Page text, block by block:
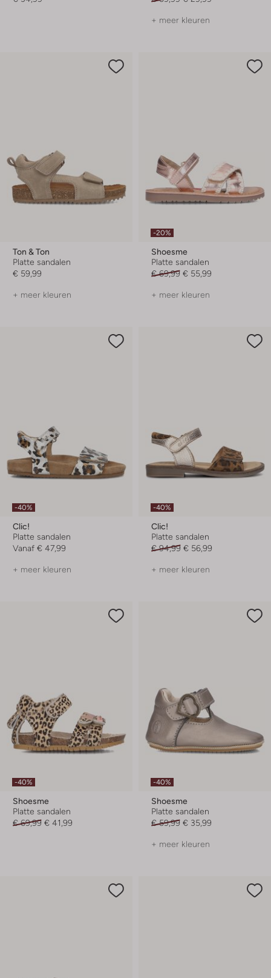
+ meer kleuren
Ton & Ton
Platte sandalen
€ 59,99
+ meer kleuren
-20%
Shoesme
Platte sandalen
€ 69,99 € 55,99
+ meer kleuren
-40%
Clic!
Platte sandalen
Vanaf € 47,99
+ meer kleuren
-40%
Clic!
Platte sandalen
€ 94,99 € 56,99
+ meer kleuren
-40%
Shoesme
Platte sandalen
€ 69,99 € 41,99
-40%
Shoesme
Platte sandalen
€ 59,99 € 35,99
+ meer kleuren